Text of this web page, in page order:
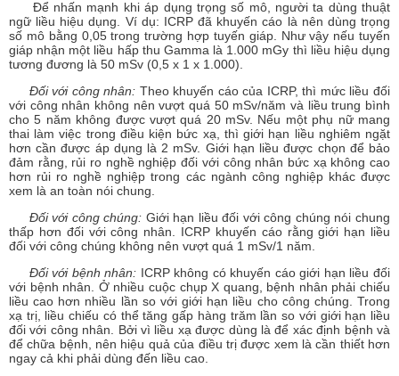
Để nhấn mạnh khi áp dụng trọng số mô, người ta dùng thuật
ngữ liều hiệu dụng. Ví dụ: ICRP đã khuyến cáo là nên dùng trọng
số mô bằng 0,05 trong trường hợp tuyến giáp. Như vậy nếu tuyến
giáp nhận một liều hấp thu Gamma là 1.000 mGy thì liều hiệu dụng
tương đương là 50 mSv (0,5 x 1 x 1.000).
Đối với công nhân: Theo khuyến cáo của ICRP, thì mức liều đối
với công nhân không nên vượt quá 50 mSv/năm và liều trung bình
cho 5 năm không được vượt quá 20 mSv. Nếu một phụ nữ mang
thai làm việc trong điều kiện bức xạ, thì giới hạn liều nghiêm ngặt
hơn cần được áp dụng là 2 mSv. Giới hạn liều được chọn để bảo
đảm rằng, rủi ro nghề nghiệp đối với công nhân bức xạ không cao
hơn rủi ro nghề nghiệp trong các ngành công nghiệp khác được
xem là an toàn nói chung.
Đối với công chúng: Giới hạn liều đối với công chúng nói chung
thấp hơn đối với công nhân. ICRP khuyến cáo rằng giới hạn liều
đối với công chúng không nên vượt quá 1 mSv/1 năm.
Đối với bệnh nhân: ICRP không có khuyến cáo giới hạn liều đối
với bệnh nhân. Ở nhiều cuộc chụp X quang, bệnh nhân phải chiếu
liều cao hơn nhiều lần so với giới hạn liều cho công chúng. Trong
xạ trị, liều chiếu có thể tăng gấp hàng trăm lần so với giới hạn liều
đối với công nhân. Bởi vì liều xạ được dùng là để xác định bệnh và
để chữa bệnh, nên hiệu quả của điều trị được xem là cần thiết hơn
ngay cả khi phải dùng đến liều cao.